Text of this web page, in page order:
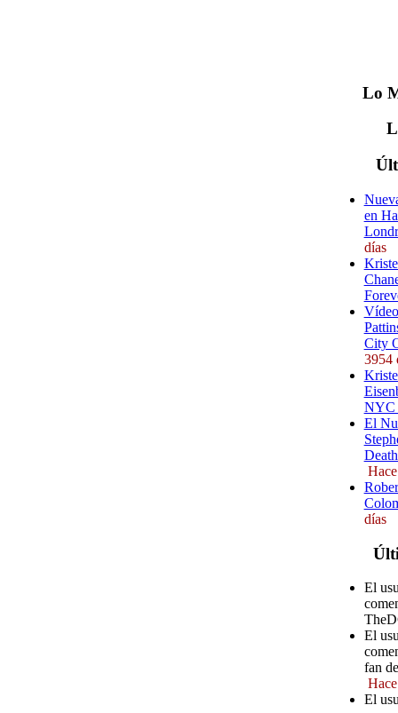
Lo
en
días
City
3954
NYC
El
días
El
El
fan
El